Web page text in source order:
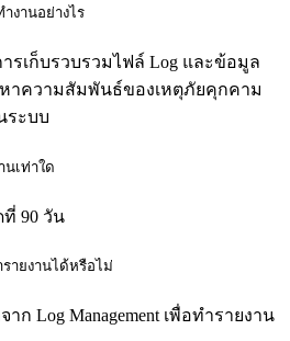
ำงานอย่างไร
รเก็บรวบรวมไฟล์ Log และข้อมูล
าความสัมพันธ์ของเหตุภัยคุกคาม
ระบบ
นเท่าใด
90 วัน
ายงานได้หรือไม่
Log Management เพื่อทำรายงาน